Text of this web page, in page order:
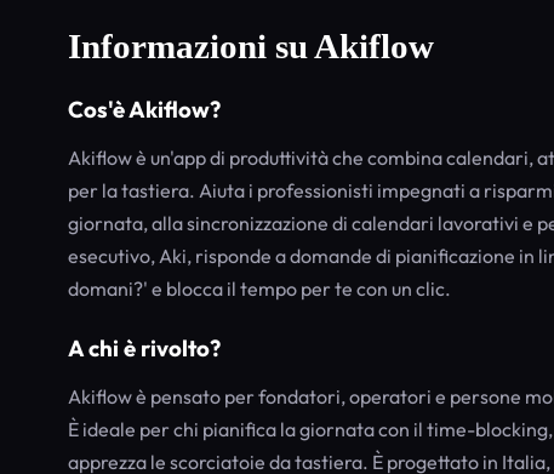
Informazioni su Akiflow
Cos'è Akiflow?
Akiflow è un'app di produttività che combina calendari,
per la tastiera. Aiuta i professionisti impegnati a
giornata, alla sincronizzazione di calendari lavorativi e
esecutivo, Aki, risponde a domande di pianificazione in
domani?' e blocca il tempo per te con un clic.
A chi è rivolto?
Akiflow è pensato per fondatori, operatori e persone
È ideale per chi pianifica la giornata con il time-
apprezza le scorciatoie da tastiera. È progettato in